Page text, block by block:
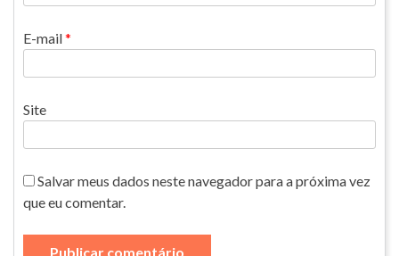
E-mail*
Site
Salvar meus dados neste navegador para a próxima vez
que eu comentar.